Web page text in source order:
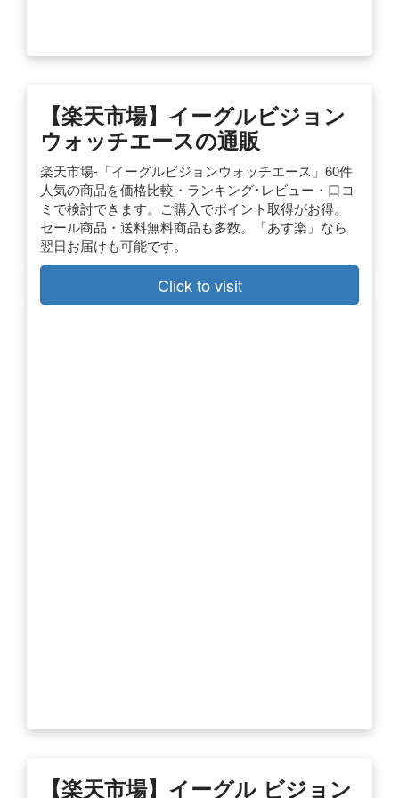
【楽天市場】 イーグルビジョン
ウォッチエースの通販
楽天市場-「イーグルビジョンウォッチエース」60件
人気の商品を価格比較・ランキング･レビュー・口コ
ミで検討できます。ご購入でポイント取得がお得。
セール商品・送料無料商品も多数。「あす楽」なら
翌日お届けも可能です。
Click to visit
【楽天市場】イーグル ビジョン